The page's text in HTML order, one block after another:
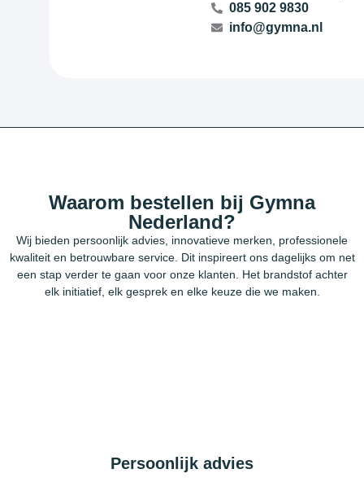
085 902 9830
info@gymna.nl
Waarom bestellen bij Gymna
Nederland?
Wij bieden persoonlijk advies, innovatieve merken, professionele
kwaliteit en betrouwbare service. Dit inspireert ons dagelijks om net
een stap verder te gaan voor onze klanten. Het brandstof achter
elk initiatief, elk gesprek en elke keuze die we maken.
Persoonlijk advies